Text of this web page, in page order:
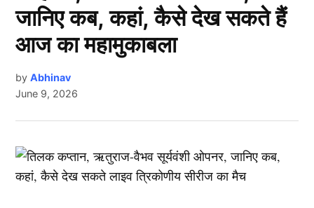
जानिए कब, कहां, कैसे देख सकते हैं
आज का महामुकाबला
by Abhinav
June 9, 2026